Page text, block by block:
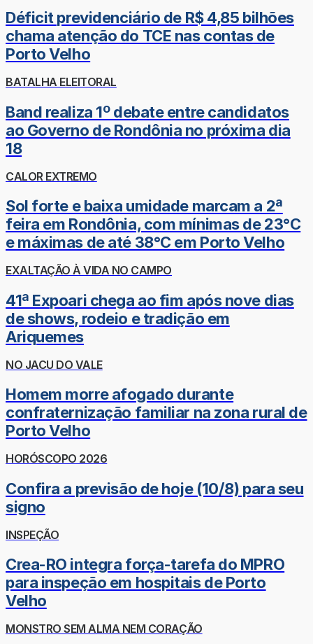
Déficit previdenciário de R$ 4,85 bilhões
chama atenção do TCE nas contas de
Porto Velho
BATALHA ELEITORAL
Band realiza 1º debate entre candidatos
ao Governo de Rondônia no próxima dia
18
CALOR EXTREMO
Sol forte e baixa umidade marcam a 2ª
feira em Rondônia, com mínimas de 23°C
e máximas de até 38°C em Porto Velho
EXALTAÇÃO À VIDA NO CAMPO
41ª Expoari chega ao fim após nove dias
de shows, rodeio e tradição em
Ariquemes
NO JACU DO VALE
Homem morre afogado durante
confraternização familiar na zona rural de
Porto Velho
HORÓSCOPO 2026
Confira a previsão de hoje (10/8) para seu
signo
INSPEÇÃO
Crea-RO integra força-tarefa do MPRO
para inspeção em hospitais de Porto
Velho
MONSTRO SEM ALMA NEM CORAÇÃO